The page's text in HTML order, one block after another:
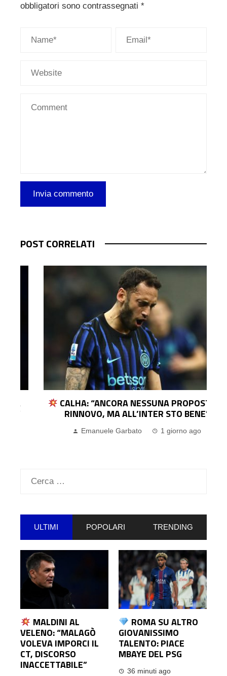
obbligatori sono contrassegnati *
POST CORRELATI
CALHA: “ANCORA NESSUNA PROPOSTA DI
RINNOVO, MA ALL’INTER STO BENE”
Emanuele Garbato 1 giorno ago
Ricerca
ULTIMI POPOLARI TRENDING
MALDINI AL
VELENO: “MALAGÒ
VOLEVA IMPORCI IL
CT, DISCORSO
INACCETTABILE”
ROMA SU ALTRO
GIOVANISSIMO
TALENTO: PIACE
MBAYE DEL PSG
36 minuti ago